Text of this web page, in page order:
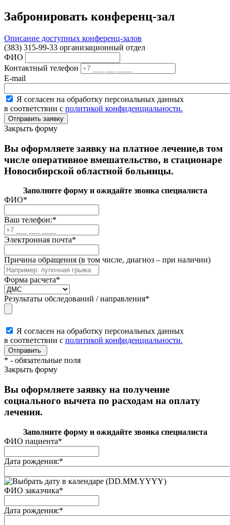
Забронировать конференц-зал
Описание доступных конференц-залов
(383) 315-99-33 организационный отдел
ФИО
Контактный телефон
E-mail
Я согласен на обработку персональных данных
в соответствии с политикой конфиденциальности.
Закрыть форму
Вы оформляете заявку на платное лечение,в том
числе оперативное вмешательство, в стационаре
Новосибирской областной больницы.
Заполните форму и ожидайте звонка специалиста
ФИО*
Ваш телефон:*
Электронная почта*
Причина обращения (в том числе, диагноз – при наличии)
Форма расчета*
Результаты обследований / направления*
Я согласен на обработку персональных данных
в соответствии с политикой конфиденциальности.
* - обязательные поля
Закрыть форму
Вы оформляете заявку на получение
социального вычета по расходам на оплату
лечения.
Заполните форму и ожидайте звонка специалиста
ФИО пациента*
Дата рождения:*
(DD.MM.YYYY)
ФИО заказчика*
Дата рождения:*